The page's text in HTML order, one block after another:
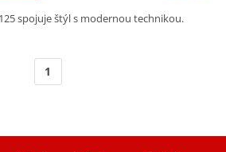
spojuje štýl s modernou technikou.
1